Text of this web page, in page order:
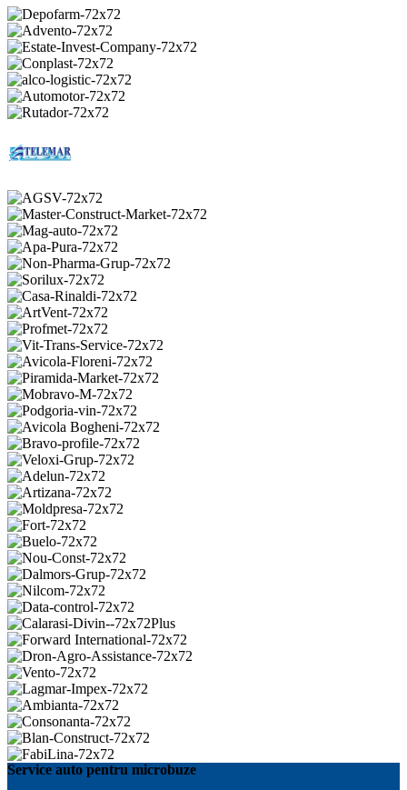
Service auto pentru microbuze